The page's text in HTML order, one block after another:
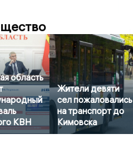
область
КВН
Жители девяти
сел пожаловались
на транспорт до
Кимовска